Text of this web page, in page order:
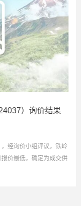
）询价结果
经询价小组评议，铁岭
价最低，确定为成交供